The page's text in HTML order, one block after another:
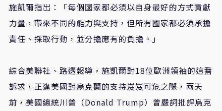
施凱爾指出：「每個國家都必須以自身最好的方式貢獻
力量，帶來不同的能力與支持，但所有國家都必須承擔
責任、採取行動，並分擔應有的負擔。」
綜合美聯社、路透報導，施凱爾對18位歐洲領袖的這番
訴求，正逢美國對烏克蘭的支持岌岌可危之際，兩天
前，美國總統川普（Donald Trump）曾嚴詞批評烏克